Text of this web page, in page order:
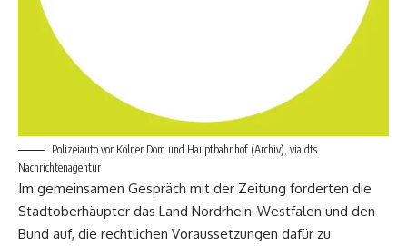
Polizeiauto vor Kölner Dom und Hauptbahnhof (Archiv), via dts
Nachrichtenagentur
Im gemeinsamen Gespräch mit der Zeitung forderten die
Stadtoberhäupter das Land Nordrhein-Westfalen und den
Bund auf, die rechtlichen Voraussetzungen dafür zu